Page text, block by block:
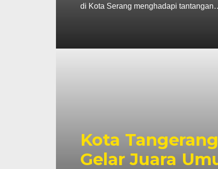
di Kota Serang menghadapi
Kota
Gelar Juara